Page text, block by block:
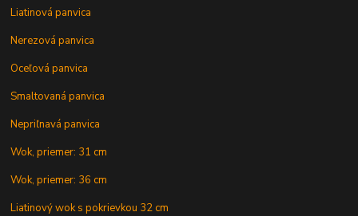
Liatinová panvica
Nerezová panvica
Oceľová panvica
Smaltovaná panvica
Nepriľnavá panvica
Wok, priemer: 31 cm
Wok, priemer: 36 cm
Liatinový wok s pokrievkou 32 cm